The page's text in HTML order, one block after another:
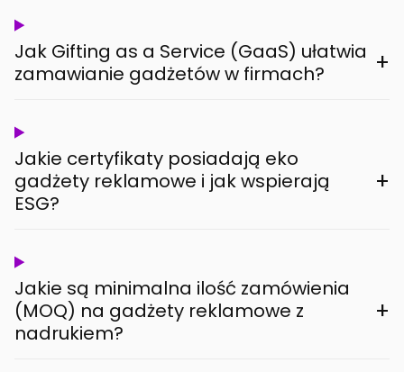
Jak Gifting as a Service (GaaS) ułatwia
zamawianie gadżetów w firmach?
+
Jakie certyfikaty posiadają eko
gadżety reklamowe i jak wspierają
ESG?
+
Jakie są minimalna ilość zamówienia
(MOQ) na gadżety reklamowe z
nadrukiem?
+